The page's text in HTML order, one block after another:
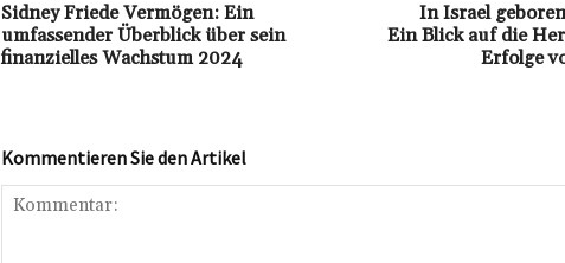
Sidney Friede Vermögen: Ein
umfassender Überblick über sein
finanzielles Wachstum 2024
In Israel
Ein Blick auf die
Erfolge
Kommentieren Sie den Artikel